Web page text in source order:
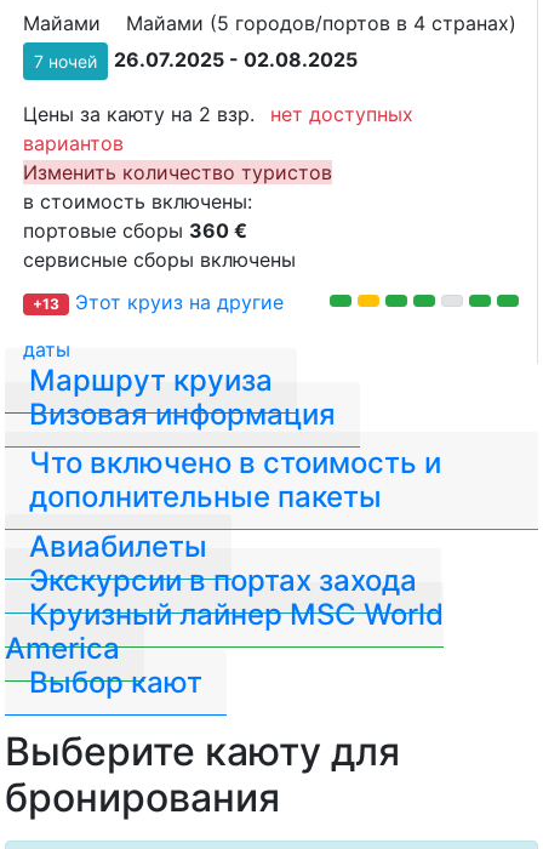
Майами Майами (5 городов/портов в 4 странах)
7 ночей 26.07.2025 - 02.08.2025
Цены за каюту на 2 взр.
нет доступных
вариантов
Изменить количество туристов
в стоимость включены:
портовые сборы 360 €
сервисные сборы включены
+13
Этот круиз на другие
даты
Маршрут круиза
Визовая информация
Авиабилеты
Что включено в стоимость и
дополнительные пакеты
Экскурсии в портах захода
Круизный лайнер MSC World
America
Выбор кают
Выберите каюту для
бронирования